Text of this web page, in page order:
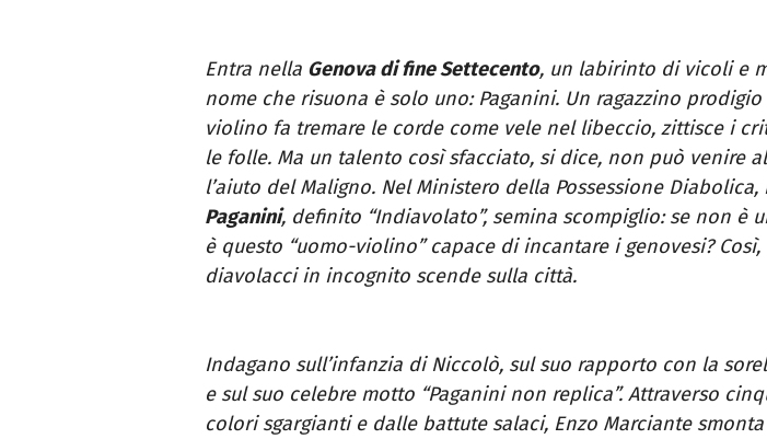
Entra nella Genova di fine Settecento, un labirinto di vicoli e
nome che risuona è solo uno: Paganini. Un ragazzino
violino fa tremare le corde come vele nel libeccio, zittisce i
le folle. Ma un talento così sfacciato, si dice, non può venire
l’aiuto del Maligno. Nel Ministero della Possessione
Paganini, definito “Indiavolato”, semina scompiglio: se non è
è questo “uomo-violino” capace di incantare i genovesi?
diavolacci in incognito scende sulla città.
Indagano sull’infanzia di Niccolò, sul suo rapporto con la
e sul suo celebre motto “Paganini non replica”. Attraverso
colori sgargianti e dalle battute salaci, Enzo Marciante